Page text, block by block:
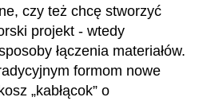
czy też chcę stworzyć
projekt - wtedy
łączenia materiałów.
formom nowe
„kabłącok” o